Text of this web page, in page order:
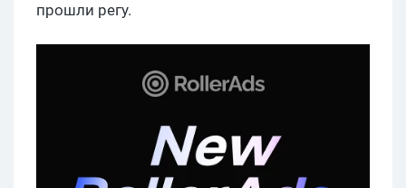
прошли регу.